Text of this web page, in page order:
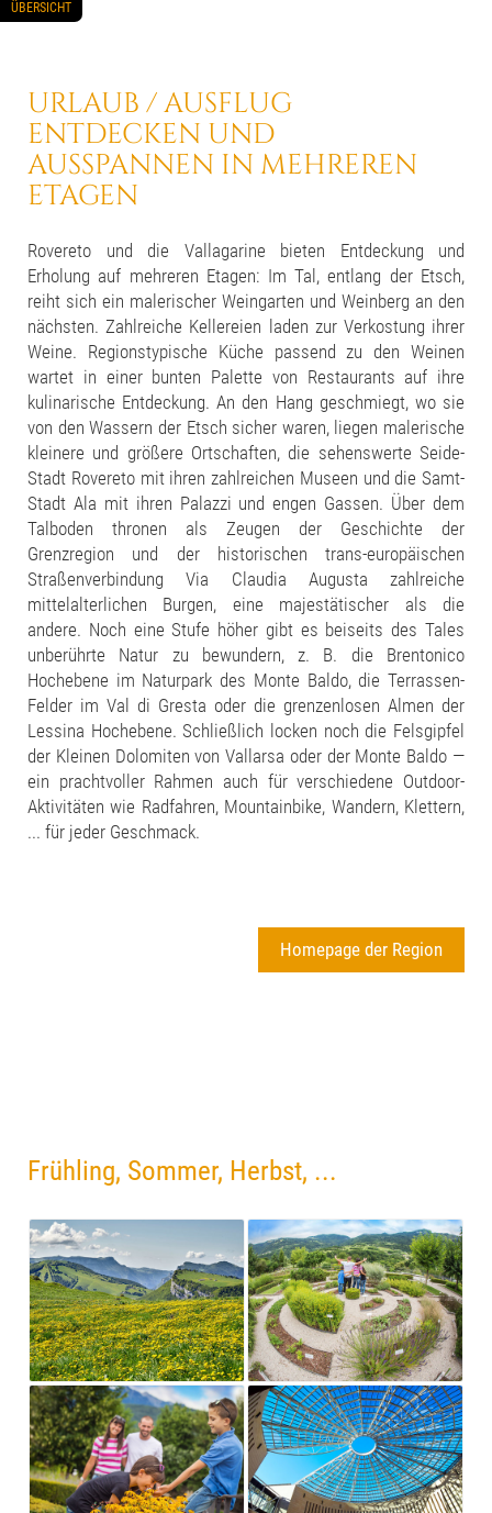
ÜBERSICHT
URLAUB / AUSFLUG
ENTDECKEN UND
AUSSPANNEN IN MEHREREN
ETAGEN
Rovereto und die Vallagarine bieten Entdeckung und
Erholung auf mehreren Etagen: Im Tal, entlang der Etsch,
reiht sich ein malerischer Weingarten und Weinberg an den
nächsten. Zahlreiche Kellereien laden zur Verkostung ihrer
Weine. Regionstypische Küche passend zu den Weinen
wartet in einer bunten Palette von Restaurants auf ihre
kulinarische Entdeckung. An den Hang geschmiegt, wo sie
von den Wassern der Etsch sicher waren, liegen malerische
kleinere und größere Ortschaften, die sehenswerte Seide-
Stadt Rovereto mit ihren zahlreichen Museen und die Samt-
Stadt Ala mit ihren Palazzi und engen Gassen. Über dem
Talboden thronen als Zeugen der Geschichte der
Grenzregion und der historischen trans-europäischen
Straßenverbindung Via Claudia Augusta zahlreiche
mittelalterlichen Burgen, eine majestätischer als die
andere. Noch eine Stufe höher gibt es beiseits des Tales
unberührte Natur zu bewundern, z. B. die Brentonico
Hochebene im Naturpark des Monte Baldo, die Terrassen-
Felder im Val di Gresta oder die grenzenlosen Almen der
Lessina Hochebene. Schließlich locken noch die Felsgipfel
der Kleinen Dolomiten von Vallarsa oder der Monte Baldo —
ein prachtvoller Rahmen auch für verschiedene Outdoor-
Aktivitäten wie Radfahren, Mountainbike, Wandern, Klettern,
... für jeder Geschmack.
Homepage der Region
Frühling, Sommer, Herbst, ...